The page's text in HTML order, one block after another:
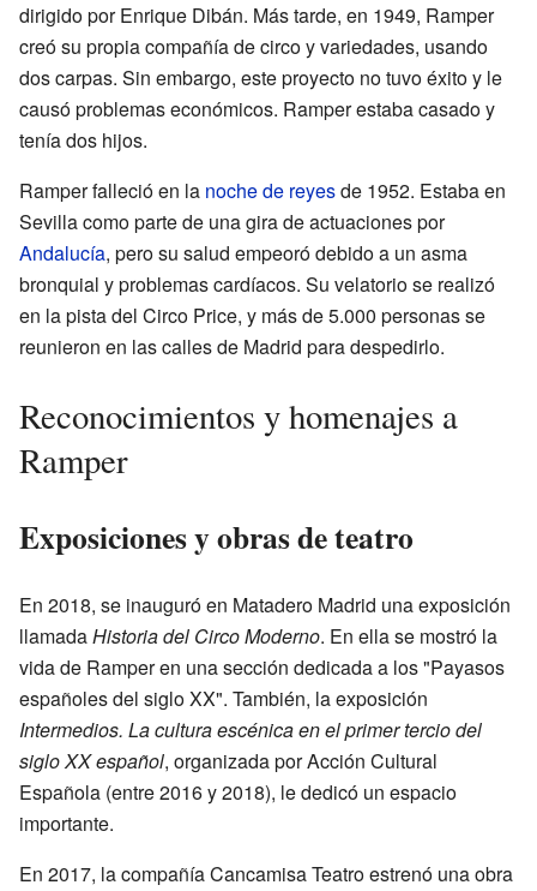
dirigido por Enrique Dibán. Más tarde, en 1949, Ramper
creó su propia compañía de circo y variedades, usando
dos carpas. Sin embargo, este proyecto no tuvo éxito y le
causó problemas económicos. Ramper estaba casado y
tenía dos hijos.
Ramper falleció en la noche de reyesde 1952. Estaba en
Sevilla como parte de una gira de actuaciones por
Andalucía, pero su salud empeoró debido a un asma
bronquial y problemas cardíacos. Su velatorio se realizó
en la pista del Circo Price, y más de 5.000 personas se
reunieron en las calles de Madrid para despedirlo.
Reconocimientos y homenajes a
Ramper
Exposiciones y obras de teatro
En 2018, se inauguró en Matadero Madrid una exposición
llamadaHistoria del Circo Moderno. En ella se mostró la
vida de Ramper en una sección dedicada a los "Payasos
españoles del siglo XX". También, la exposición
Intermedios. La cultura escénica en el primer tercio del
siglo XX español, organizada por Acción Cultural
Española (entre 2016 y 2018), le dedicó un espacio
importante.
En 2017, la compañía Cancamisa Teatro estrenó una obra